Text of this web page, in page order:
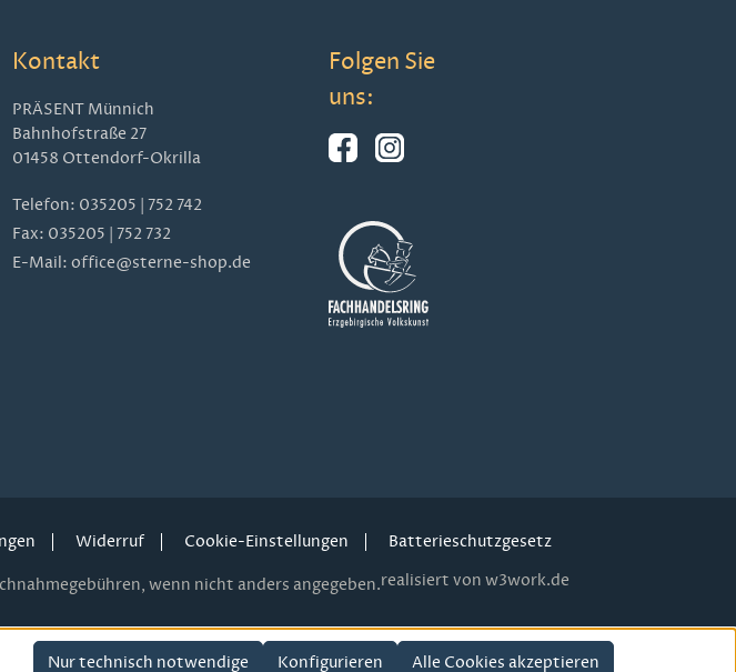
Kontakt
PRÄSENT Münnich
Bahnhofstraße 27
01458 Ottendorf-Okrilla
Telefon: 035205 | 752 742
Fax: 035205 | 752 732
E-Mail: office@sterne-shop.de
Folgen Sie
uns:
Widerruf Cookie-Einstellungen Batterieschutzgesetz
wenn nicht anders angegeben.realisiert von w3work.de
Nur technisch notwendige Konfigurieren Alle Cookies akzeptieren